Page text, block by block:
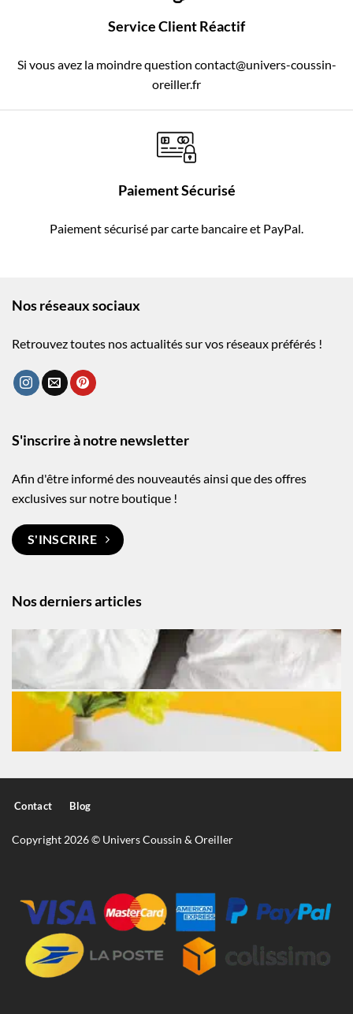
Service Client Réactif
Si vous avez la moindre question contact@univers-coussin-
oreiller.fr
Paiement Sécurisé
Paiement sécurisé par carte bancaire et PayPal.
Nos réseaux sociaux
Retrouvez toutes nos actualités sur vos réseaux préférés !
Nos derniers articles
S'inscrire à notre newsletter
Afin d'être informé des nouveautés ainsi que des offres
exclusives sur notre boutique !
S'INSCRIRE
Contact Blog
Copyright 2026 © Univers Coussin & Oreiller